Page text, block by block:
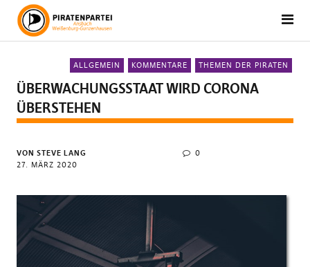
ALLGEMEIN KOMMENTARE THEMEN DER PIRATEN
ÜBERWACHUNGSSTAAT WIRD CORONA
ÜBERSTEHEN
VON STEVE LANG
27. MÄRZ 2020
0